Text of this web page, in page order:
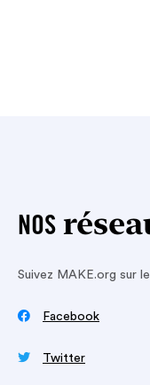
NOS
Suivez MAKE.org sur
 Facebook
 Twitter